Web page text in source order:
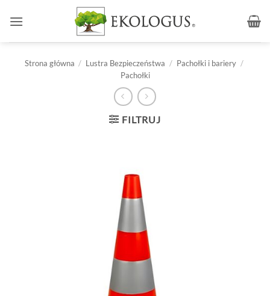
Strona główna / Lustra Bezpieczeństwa / Pachołki i bariery /
Pachołki
FILTRUJ